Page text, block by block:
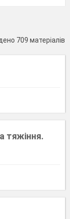
709 матеріалів
тяжіння.